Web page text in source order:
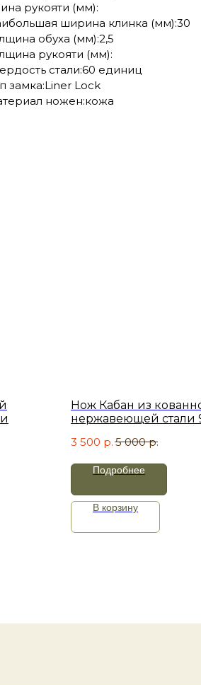
рукояти (мм):
ширина клинка (мм):30
обуха (мм):2,5
рукояти (мм):
стали:60 единиц
замка:Liner Lock
ножен:кожа
Нож Кабан из
нержавеющей стали
3 500 р. 5 000 р.
Подробнее
В корзину